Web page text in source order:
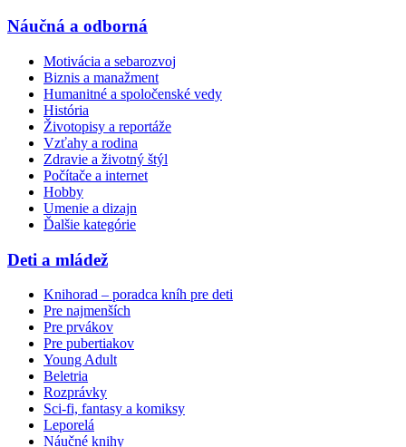
Náučná a odborná
Motivácia a sebarozvoj
Biznis a manažment
Humanitné a spoločenské vedy
História
Životopisy a reportáže
Vzťahy a rodina
Zdravie a životný štýl
Počítače a internet
Hobby
Umenie a dizajn
Ďalšie kategórie
Deti a mládež
Knihorad – poradca kníh pre deti
Pre najmenších
Pre prvákov
Pre pubertiakov
Young Adult
Beletria
Rozprávky
Sci-fi, fantasy a komiksy
Leporelá
Náučné knihy